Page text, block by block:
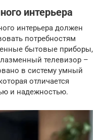
интерьера
интерьера должен
потребностям
бытовые приборы,
телевизор –
в систему умный
отличается
и надежностью.